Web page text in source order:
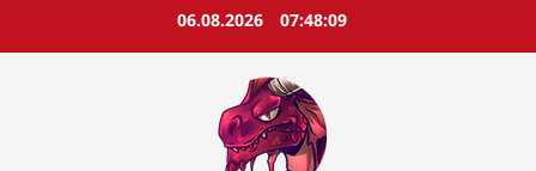
06.08.2026 07:48:12